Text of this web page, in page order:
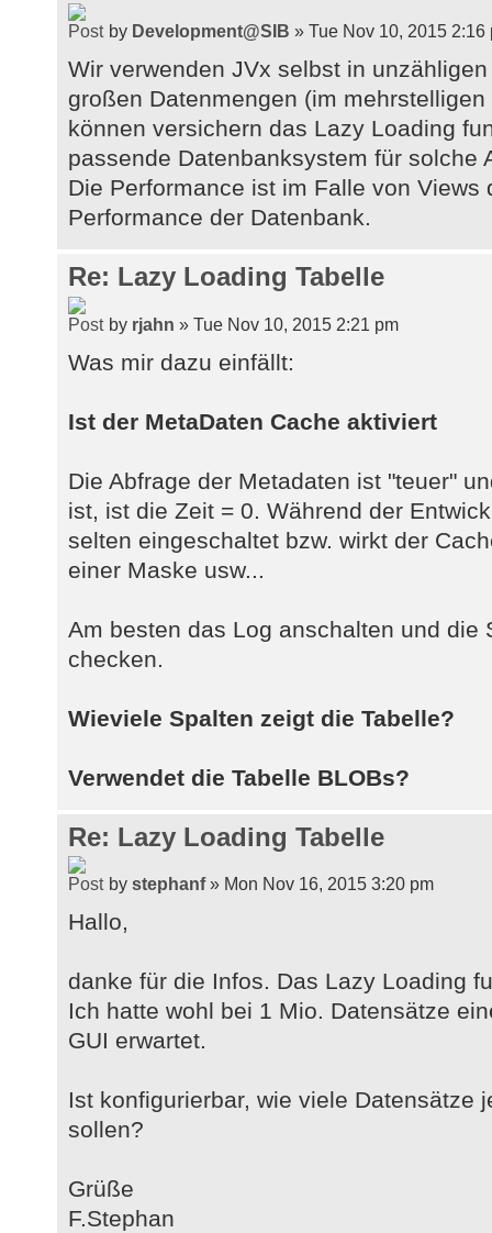
by Development@SIB » Tue Nov 10, 2015 2:16
Wir verwenden JVx selbst in
großen Datenmengen (im
können versichern das Lazy Loading
passende Datenbanksystem für solche
Die Performance ist im Falle von Views
Performance der Datenbank.
Re: Lazy Loading Tabelle
by rjahn » Tue Nov 10, 2015 2:21 pm
Was mir dazu einfällt:
Ist der MetaDaten Cache aktiviert
Die Abfrage der Metadaten ist "teuer"
ist, ist die Zeit = 0. Während der
selten eingeschaltet bzw. wirkt der
einer Maske usw...
Am besten das Log anschalten und die
checken.
Wieviele Spalten zeigt die Tabelle?
Verwendet die Tabelle BLOBs?
Re: Lazy Loading Tabelle
by stephanf» Mon Nov 16, 2015 3:20 pm
Hallo,
danke für die Infos. Das Lazy Loading
Ich hatte wohl bei 1 Mio. Datensätze
GUI erwartet.
Ist konfigurierbar, wie viele Datensätze
sollen?
Grüße
F.Stephan